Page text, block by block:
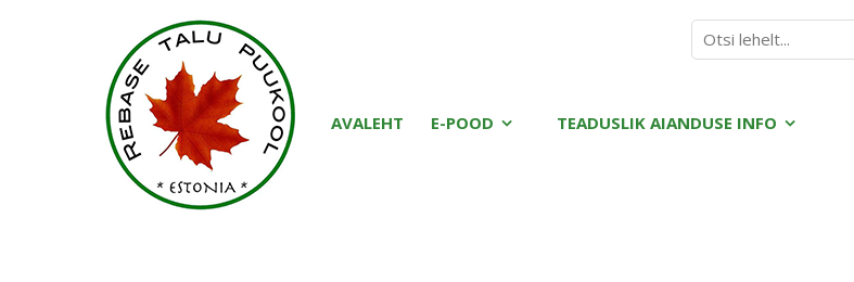
AVALEHT E-POOD TEADUSLIK AIANDUSE INFO